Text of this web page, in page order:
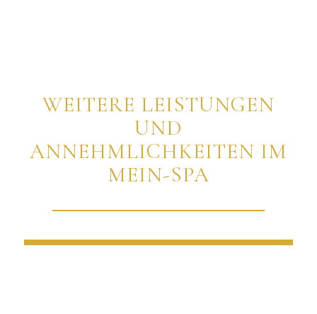
WEITERE LEISTUNGEN
UND
ANNEHMLICHKEITEN IM
MEIN-SPA